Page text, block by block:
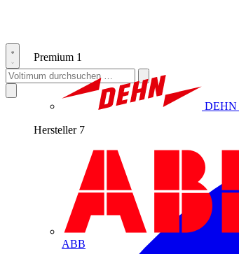
Premium 1
DEHN
Hersteller 7
ABB